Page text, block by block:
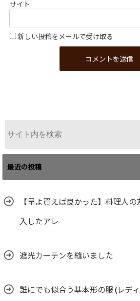
サイト
新しい投稿をメールで受け取る
最近の投稿
【早よ買えば良かった】料理人
入したアレ
遮光カーテンを縫いました
誰にでも似合う基本形の服 (レデ